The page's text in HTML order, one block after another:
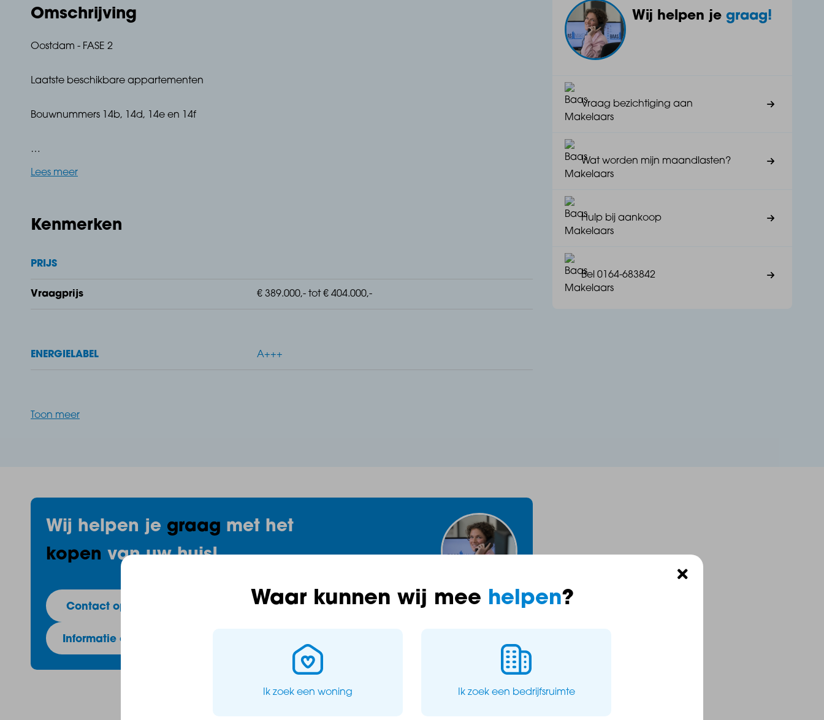
Omschrijving
Oostdam - FASE 2
Laatste beschikbare appartementen
Bouwnummers 14b, 14d, 14e en 14f
Oostdam 14a, 14b, 14c – Type D1 | Woonoppervlakte ca. 71 m² | Terras of balkon ca. 12-15 m² | 2
Fase 2 - Oostdam
- Zonnig en sfeervol terras of balkon tussen de 12 en 15 m² aan de rustige achterzijde van het gebouw – uw
eigen stadstuin!
- Op loopafstand van alle voorzieningen in het centrum van Steenbergen
- Twee ruime slaapkamers met directe toegang tot het terras of balkon
Lees meer
Kenmerken
PRIJS
Vraagprijs € 389.000,- tot € 404.000,-
ENERGIELABEL A+++
Toon meer
Wij helpen je graag!
Vraag bezichtiging aan
Wat worden mijn maandlasten?
Hulp bij aankoop
Bel 0164-683842
Wij helpen je graag met het
kopen van uw huis!
Contact opnemen
Informatie over hypotheken
Waar kunnen wij mee helpen?
Ik zoek een woning Ik zoek een bedrijfsruimte